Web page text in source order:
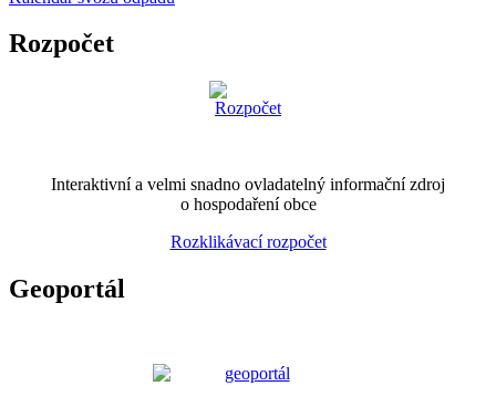
Rozpočet
Interaktivní a velmi snadno ovladatelný informační zdroj
o hospodaření obce
Rozklikávací rozpočet
Geoportál